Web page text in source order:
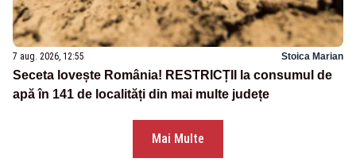
7 aug. 2026, 12:55 Stoica Marian
Seceta lovește România! RESTRICȚII la consumul de
apă în 141 de localități din mai multe județe
Mai Multe